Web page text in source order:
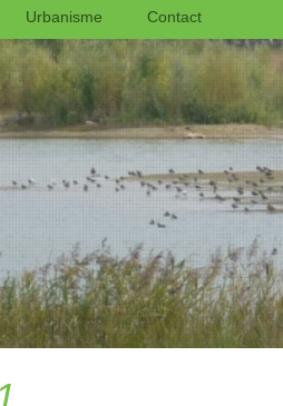
Urbanisme Contact